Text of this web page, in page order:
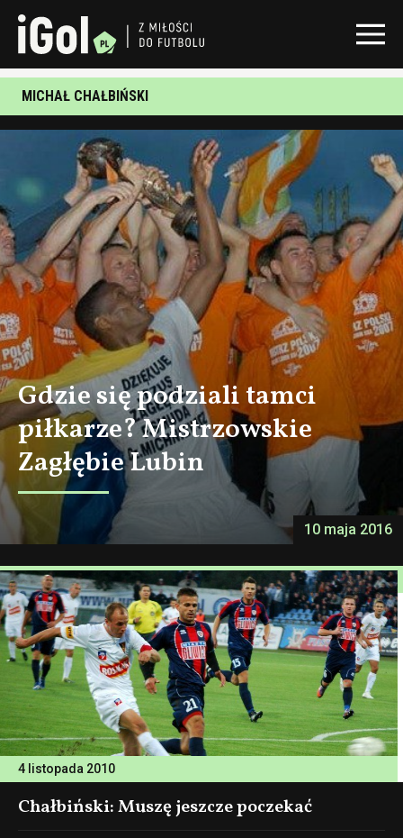
MICHAŁ CHAŁBIŃSKI
10 maja 2016
Gdzie się podziali tamci
piłkarze? Mistrzowskie
Zagłębie Lubin
4 listopada 2010
Chałbiński: Muszę jeszcze poczekać